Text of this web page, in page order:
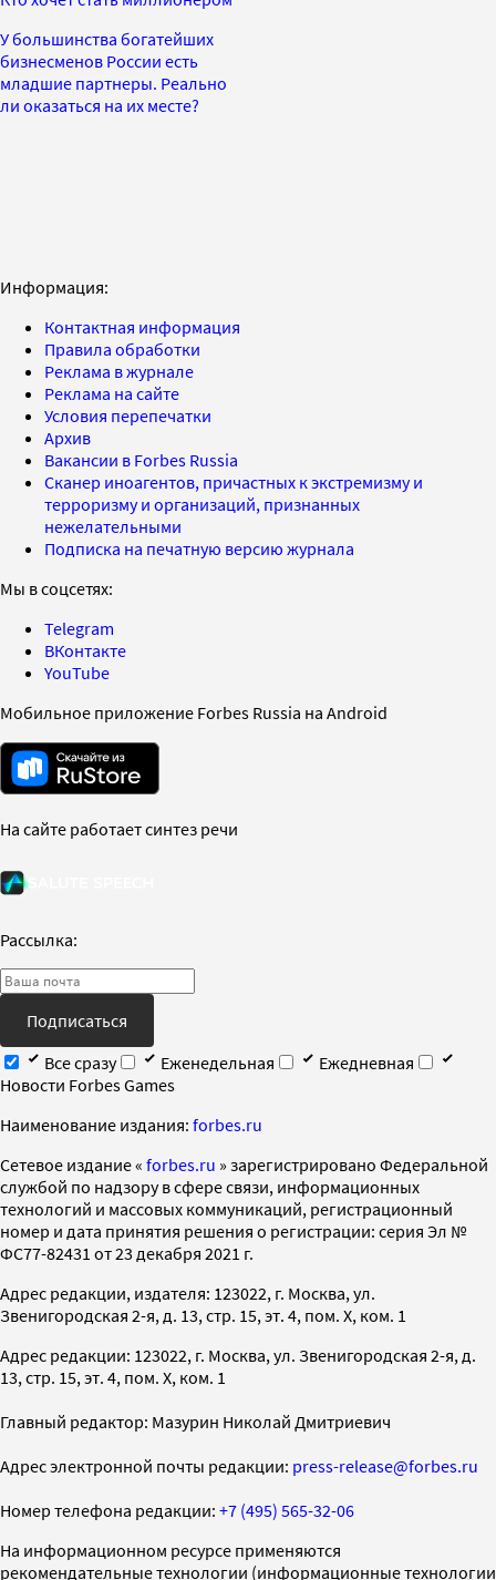
У большинства богатейших
бизнесменов России есть
младшие партнеры. Реально
ли оказаться на их месте?
Информация:
Контактная информация
Правила обработки
Реклама в журнале
Реклама на сайте
Условия перепечатки
Архив
Вакансии в Forbes Russia
Сканер иноагентов, причастных к экстремизму и
терроризму и организаций, признанных
нежелательными
Подписка на печатную версию журнала
Мы в соцсетях:
Telegram
ВКонтакте
YouTube
Мобильное приложение Forbes Russia на Android
На сайте работает синтез речи
Рассылка:
Подписаться
Все сразу
Еженедельная
Ежедневная
Новости Forbes Games
Наименование издания: forbes.ru
Cетевое издание « forbes.ru » зарегистрировано Федеральной
службой по надзору в сфере связи, информационных
технологий и массовых коммуникаций, регистрационный
номер и дата принятия решения о регистрации: серия Эл №
ФС77-82431 от 23 декабря 2021 г.
Адрес редакции, издателя: 123022, г. Москва, ул.
Звенигородская 2-я, д. 13, стр. 15, эт. 4, пом. X, ком. 1
Адрес редакции: 123022, г. Москва, ул. Звенигородская 2-я, д.
13, стр. 15, эт. 4, пом. X, ком. 1
Главный редактор: Мазурин Николай Дмитриевич
Адрес электронной почты редакции: press-release@forbes.ru
Номер телефона редакции: +7 (495) 565-32-06
На информационном ресурсе применяются
рекомендательные технологии (информационные технологии